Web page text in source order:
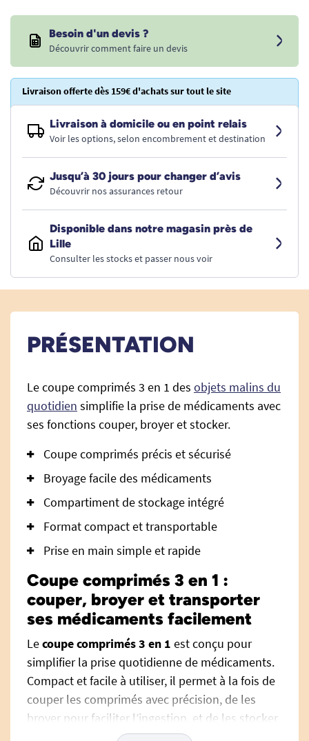
Besoin d'un devis ?
Découvrir comment faire un devis
Livraison offerte dès 159€ d'achats sur tout le site
Livraison à domicile ou en point relais
Voir les options, selon encombrement et destination
Jusqu’à 30 jours pour changer d’avis
Découvrir nos assurances retour
Disponible dans notre magasin près de
Lille
Consulter les stocks et passer nous voir
PRÉSENTATION
Le coupe comprimés 3 en 1 des objets malins du
quotidien simplifie la prise de médicaments avec
ses fonctions couper, broyer et stocker.
Coupe comprimés précis et sécurisé
Broyage facile des médicaments
Compartiment de stockage intégré
Format compact et transportable
Prise en main simple et rapide
Coupe comprimés 3 en 1 :
couper, broyer et transporter
ses médicaments facilement
Lecoupe comprimés 3 en 1 est conçu pour
simplifier la prise quotidienne de médicaments.
Compact et facile à utiliser, il permet à la fois de
couper les comprimés avec précision, de les
broyer pour faciliter l’ingestion, et de les stocker
en toute sécurité.